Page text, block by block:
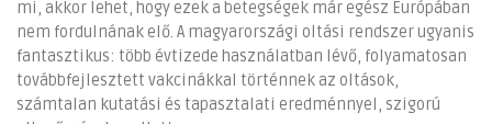
mi, akkor lehet, hogy ezek a betegségek már egész Európában
nem fordulnának elő. A magyarországi oltási rendszer ugyanis
fantasztikus: több évtizede használatban lévő, folyamatosan
továbbfejlesztett vakcinákkal történnek az oltások,
számtalan kutatási és tapasztalati eredménnyel, szigorú